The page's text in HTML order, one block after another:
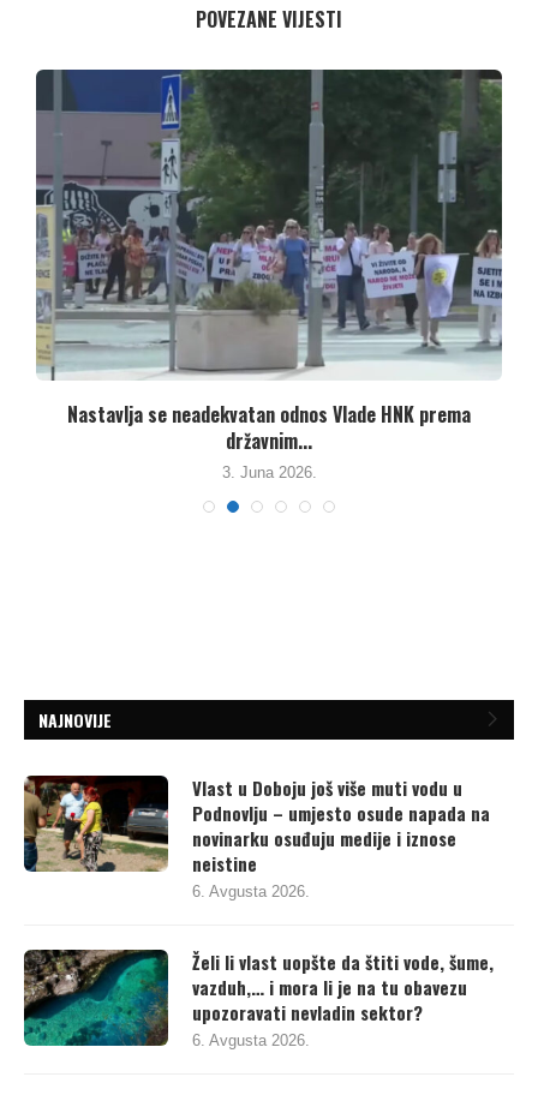
POVEZANE VIJESTI
Nastavlja se neadekvatan odnos Vlade HNK prema
državnim...
3. Juna 2026.
NAJNOVIJE
Vlast u Doboju još više muti vodu u
Podnovlju – umjesto osude napada na
novinarku osuđuju medije i iznose
neistine
6. Avgusta 2026.
Želi li vlast uopšte da štiti vode, šume,
vazduh,… i mora li je na tu obavezu
upozoravati nevladin sektor?
6. Avgusta 2026.